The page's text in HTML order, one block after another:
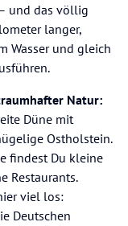
und das völlig
langer,
Wasser und gleich
Natur:
Düne mit
Ostholstein.
findest Du kleine
Restaurants.
viel los:
Deutschen